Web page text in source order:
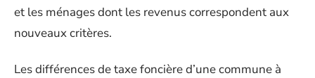
et les ménages dont les revenus correspondent aux
nouveaux critères.
Les différences de taxe foncière d’une commune à